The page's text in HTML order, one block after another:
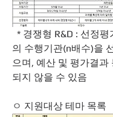
* 경쟁형 R&D : 선정
의 수행기관(n배수)을
으며, 예산 및 평가결과
되지 않을 수 있음
ㅇ 지원대상 테마 목록